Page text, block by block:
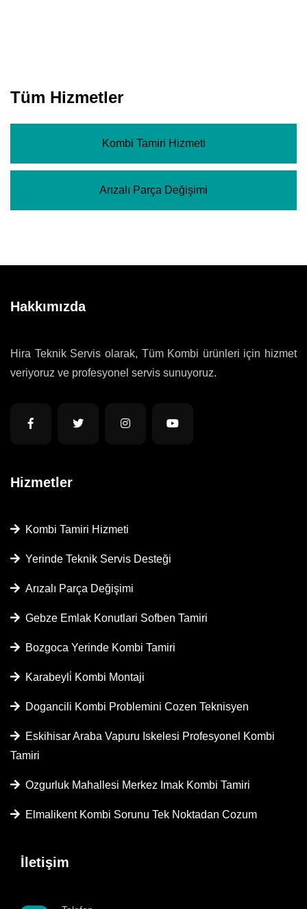
Tüm Hizmetler
Kombi Tamiri Hizmeti
Arızalı Parça Değişimi
Hakkımızda
Hira Teknik Servis olarak, Tüm Kombi ürünleri için hizmet
veriyoruz ve profesyonel servis sunuyoruz.
Hizmetler
Kombi Tamiri Hizmeti
Yerinde Teknik Servis Desteği
Arızalı Parça Değişimi
Gebze Emlak Konutlari Sofben Tamiri
Bozgoca Yerinde Kombi Tamiri
Karabeyli̇ Kombi Montaji
Dogancili Kombi Problemini Cozen Teknisyen
Eskihisar Araba Vapuru Iskelesi Profesyonel Kombi
Tamiri
Ozgurluk Mahallesi Merkez Imak Kombi Tamiri
Elmalikent Kombi Sorunu Tek Noktadan Cozum
İletişim